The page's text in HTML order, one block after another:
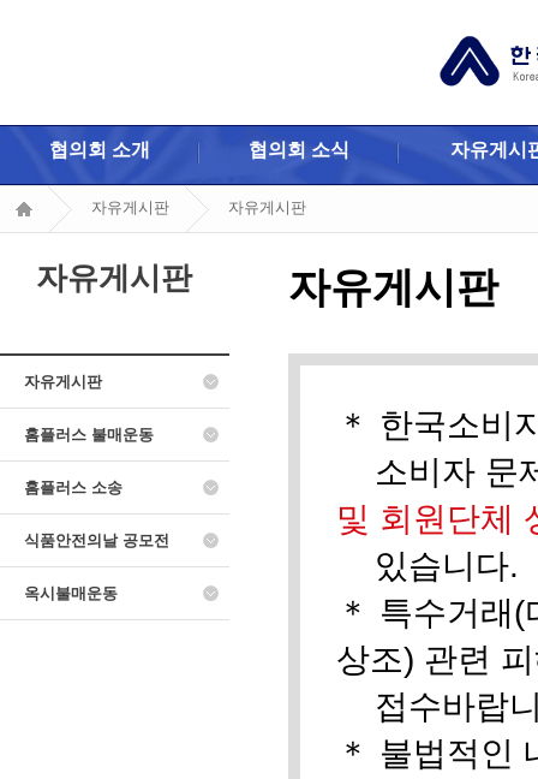
협의회 소개 협의회 소식 자유게시
자유게시판 자유게시판
자유게시판
자유게시판
홈플러스 불매운동
홈플러스 소송
식품안전의날 공모전
옥시불매운동
자유게시판
＊ 한국소비
소비자 문
및 회원단체
있습니다.
＊ 특수거래
상조) 관련
접수바랍
＊ 불법적인